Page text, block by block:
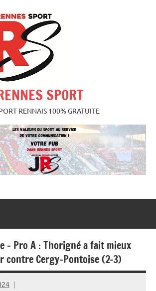
SPORT
RENNAIS 100% GRATUITE
– Pro A : Thorigné a fait mieux
contre Cergy-Pontoise (2-3)